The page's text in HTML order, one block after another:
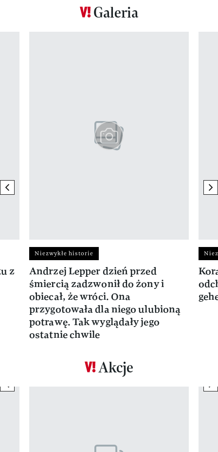
Galeria
previous element
z
Niezwykłe historie
Andrzej Lepper dzień przed
śmiercią zadzwonił do żony i
obiecał, że wróci. Ona
przygotowała dla niego ulubioną
potrawę. Tak wyglądały jego
ostatnie chwile
Akcje